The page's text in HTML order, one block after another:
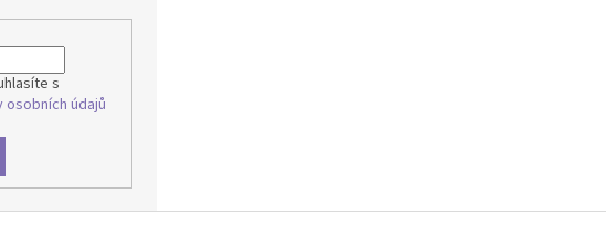
s
osobních údajů